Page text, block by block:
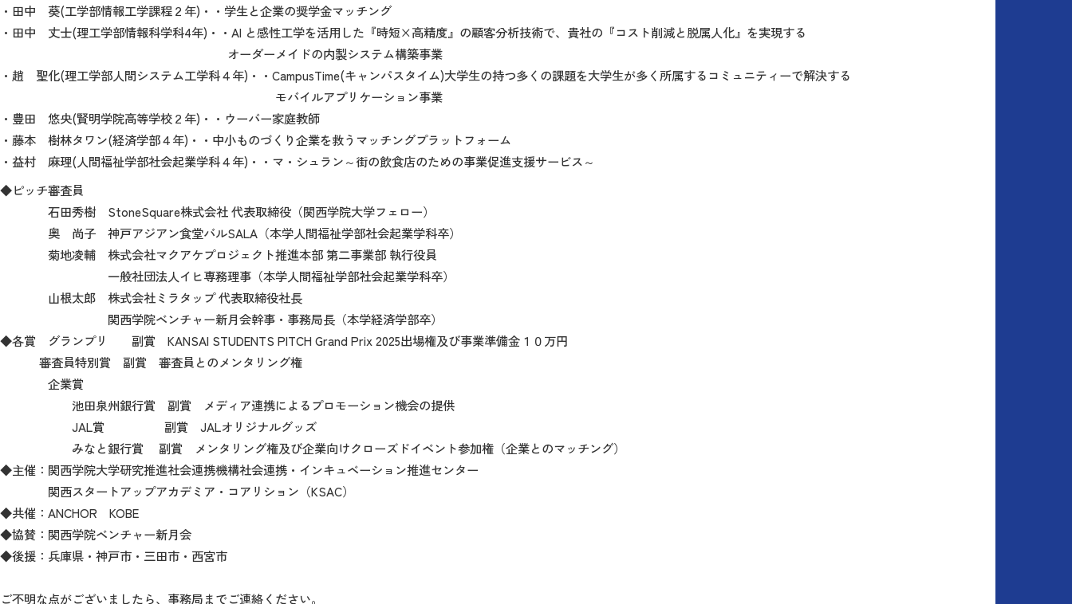
・田中 葵(工学部情報工学課程２年)・・学生と企業の奨学金マッチング
​​​​​​・田中 丈士(理工学部情報科学科4年)・・AI と感性工学を活用した『時短×高精度』の顧客分析技術で、貴社の『コスト削減と脱属人化』を実現する
オーダーメイドの内製システム構築事業
・趙 聖化(理工学部人間システム工学科４年)・・CampusTime(キャンパスタイム)大学生の持つ多くの課題を大学生が多く所属するコミュニティーで解決する
モバイルアプリケーション事業
・豊田 悠央(賢明学院高等学校２年)・・ウーバー家庭教師
・藤本 樹林タワン(経済学部４年)・・中小ものづくり企業を救うマッチングプラットフォーム
・益村 麻理(人間福祉学部社会起業学科４年)・・マ・シュラン～街の飲食店のための事業促進支援サービス～
◆ピッチ審査員
石田秀樹 StoneSquare株式会社 代表取締役（関西学院大学フェロー）
奥 尚子 神戸アジアン食堂バルSALA（本学人間福祉学部社会起業学科卒）
菊地凌輔 株式会社マクアケプロジェクト推進本部 第二事業部 執行役員
一般社団法人イヒ専務理事（本学人間福祉学部社会起業学科卒）
山根太郎 株式会社ミラタップ 代表取締役社長
関西学院ベンチャー新月会幹事・事務局長（本学経済学部卒）
◆各賞 グランプリ 副賞 KANSAI STUDENTS PITCH Grand Prix 2025出場権及び事業準備金１０万円
審査員特別賞 副賞 審査員とのメンタリング権
企業賞
池田泉州銀行賞 副賞 メディア連携によるプロモーション機会の提供
JAL賞 副賞 JALオリジナルグッズ
みなと銀行賞 副賞 メンタリング権及び企業向けクローズドイベント参加権（企業とのマッチング）
◆主催：関西学院大学研究推進社会連携機構社会連携・インキュベーション推進センター
関西スタートアップアカデミア・コアリション（KSAC）
◆共催：ANCHOR KOBE
◆協賛：関西学院ベンチャー新月会
◆後援：兵庫県・神戸市・三田市・西宮市
ご不明な点がございましたら、事務局までご連絡ください。